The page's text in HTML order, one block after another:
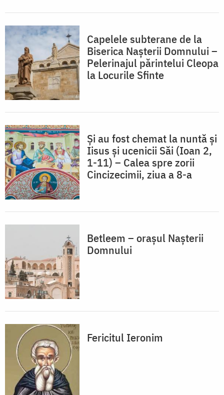
Capelele subterane de la
Biserica Nașterii Domnului –
Pelerinajul părintelui Cleopa
la Locurile Sfinte
Și au fost chemat la nuntă și
Iisus și ucenicii Săi (Ioan 2,
1-11) – Calea spre zorii
Cincizecimii, ziua a 8-a
Betleem – orașul Nașterii
Domnului
Fericitul Ieronim